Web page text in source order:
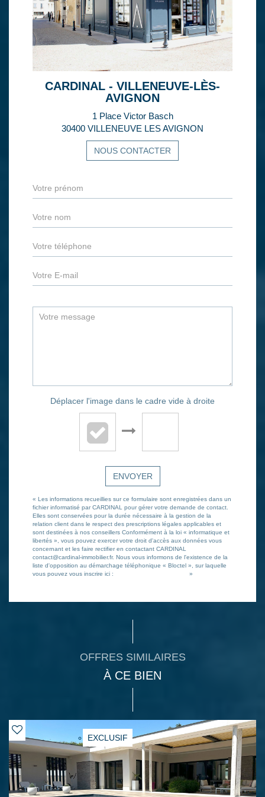
CARDINAL - VILLENEUVE-LÈS-
AVIGNON
1 Place Victor Basch
30400 VILLENEUVE LES AVIGNON
NOUS CONTACTER
Déplacer l'image dans le cadre vide à droite
ENVOYER
« Les informations recueillies sur ce formulaire sont enregistrées dans un
fichier informatisé par CARDINAL pour gérer votre demande de contact.
Elles sont conservées pour la durée nécessaire à la gestion de la
relation client dans le respect des prescriptions légales applicables et
sont destinées à nos conseillers Conformément à la loi « informatique et
libertés », vous pouvez exercer votre droit d'accès aux données vous
concernant et les faire rectifier en contactant CARDINAL
contact@cardinal-immobilier.fr. Nous vous informons de l'existence de la
liste d'opposition au démarchage téléphonique « Bloctel », sur laquelle
vous pouvez vous inscrire ici :
»
OFFRES SIMILAIRES
À CE BIEN
EXCLUSIF